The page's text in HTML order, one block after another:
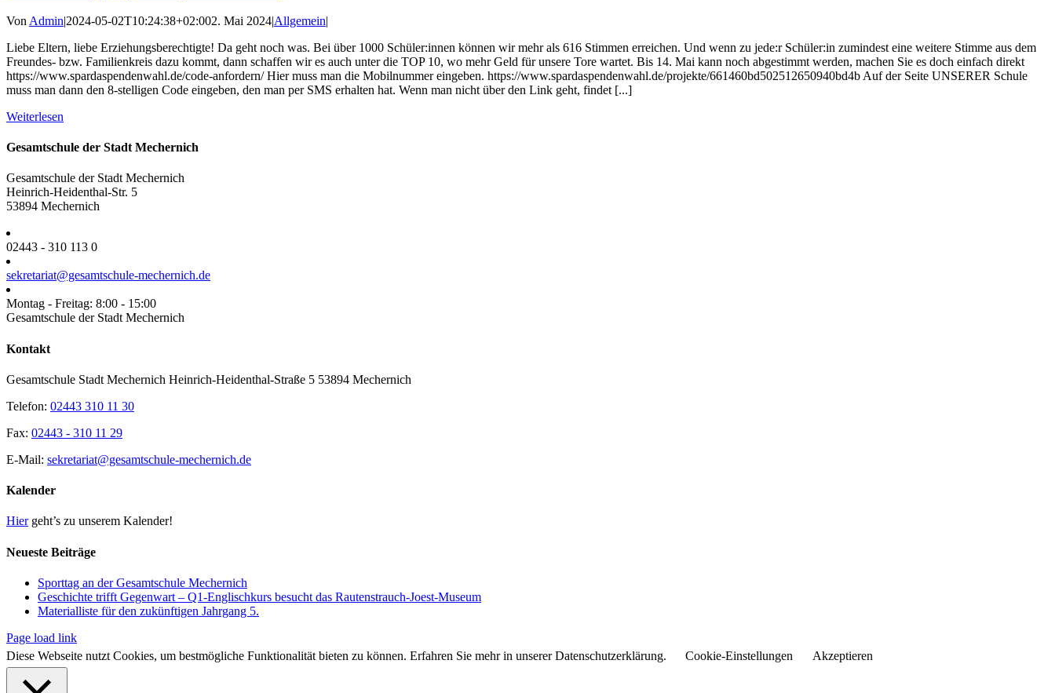
Von Admin|2024-05-02T10:24:38+02:002. Mai 2024|Allgemein|
Liebe Eltern, liebe Erziehungsberechtigte! Da geht noch was. Bei über 1000 Schüler:innen können wir mehr als 616 Stimmen erreichen. Und wenn zu jede:r Schüler:in zumindest eine weitere Stimme aus dem
Freundes- bzw. Familienkreis dazu kommt, dann schaffen wir es auch unter die TOP 10, wo mehr Geld für unsere Tore wartet. Bis 14. Mai kann noch abgestimmt werden, machen Sie es doch einfach direkt
https://www.spardaspendenwahl.de/code-anfordern/ Hier muss man die Mobilnummer eingeben. https://www.spardaspendenwahl.de/projekte/661460bd502512650940bd4b Auf der Seite UNSERER Schule
muss man dann den 8-stelligen Code eingeben, den man per SMS erhalten hat. Wenn man nicht über den Link geht, findet [...]
Weiterlesen
Gesamtschule der Stadt Mechernich
Gesamtschule der Stadt Mechernich
Heinrich-Heidenthal-Str. 5
53894 Mechernich
02443 - 310 113 0
sekretariat@gesamtschule-mechernich.de
Montag - Freitag: 8:00 - 15:00
Gesamtschule der Stadt Mechernich
Toggle
Bar
Kontakt
Gesamtschule Stadt Mechernich Heinrich-Heidenthal-Straße 5 53894 Mechernich
Telefon: 02443 310 11 30
Fax: 02443 - 310 11 29
E-Mail: sekretariat@gesamtschule-mechernich.de
Kalender
Hiergeht’s zu unserem Kalender!
Neueste Beiträge
Sporttag an der Gesamtschule Mechernich
Geschichte trifft Gegenwart – Q1-Englischkurs besucht das Rautenstrauch-Joest-Museum
Materialliste für den zukünftigen Jahrgang 5.
Page load link
Diese Webseite nutzt Cookies, um bestmögliche Funktionalität bieten zu können. Erfahren Sie mehr in unserer Datenschutzerklärung.
Cookie-Einstellungen Akzeptieren